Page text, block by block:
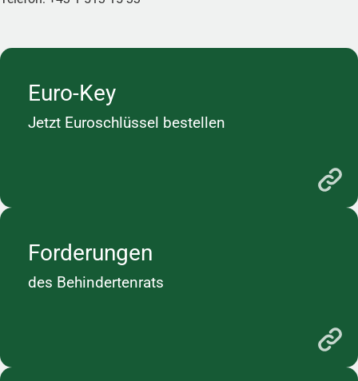
Euro-Key
Jetzt Euroschlüssel bestellen
Forderungen
des Behindertenrats